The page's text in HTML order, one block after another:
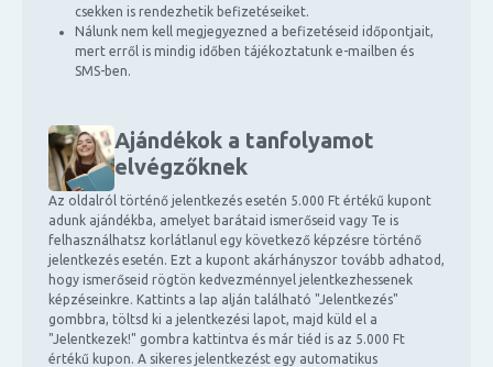
csekken is rendezhetik befizetéseiket.
Nálunk nem kell megjegyezned a befizetéseid időpontjait,
mert erről is mindig időben tájékoztatunk e-mailben és
SMS-ben.
Ajándékok a tanfolyamot
elvégzőknek
Az oldalról történő jelentkezés esetén 5.000 Ft értékű kupont
adunk ajándékba, amelyet barátaid ismerőseid vagy Te is
felhasználhatsz korlátlanul egy következő képzésre történő
jelentkezés esetén. Ezt a kupont akárhányszor tovább adhatod,
hogy ismerőseid rögtön kedvezménnyel jelentkezhessenek
képzéseinkre. Kattints a lap alján található "Jelentkezés"
gombbra, töltsd ki a jelentkezési lapot, majd küld el a
"Jelentkezek!" gombra kattintva és már tiéd is az 5.000 Ft
értékű kupon. A sikeres jelentkezést egy automatikus